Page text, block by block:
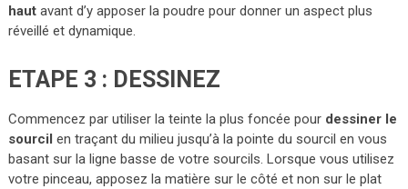
hautavant d’y apposer la poudre pour donner un aspect plus
réveillé et dynamique.
ETAPE 3 : DESSINEZ
Commencez par utiliser la teinte la plus foncée pour dessiner le
sourcil en traçant du milieu jusqu’à la pointe du sourcil en vous
basant sur la ligne basse de votre sourcils. Lorsque vous utilisez
votre pinceau, apposez la matière sur le côté et non sur le plat